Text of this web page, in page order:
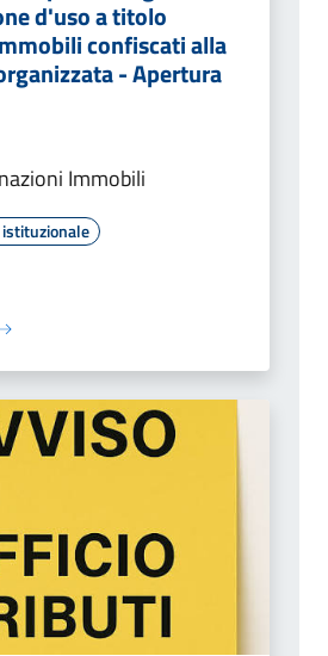
d'uso a titolo
confiscati alla
- Apertura
Immobili
istituzionale